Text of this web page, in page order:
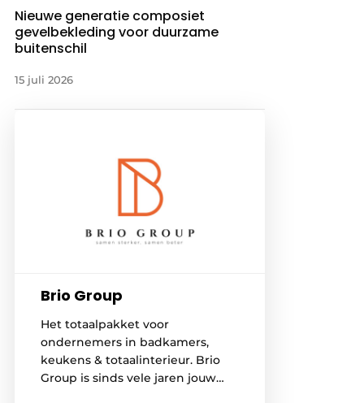
Nieuwe generatie composiet
gevelbekleding voor duurzame
buitenschil
15 juli 2026
Brio Group
Het totaalpakket voor
ondernemers in badkamers,
keukens & totaalinterieur. Brio
Group is sinds vele jaren jouw